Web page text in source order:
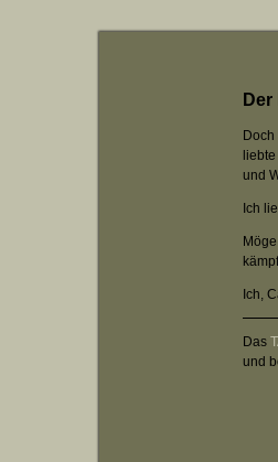
Doch
und
Ich
Ich,
Das
und